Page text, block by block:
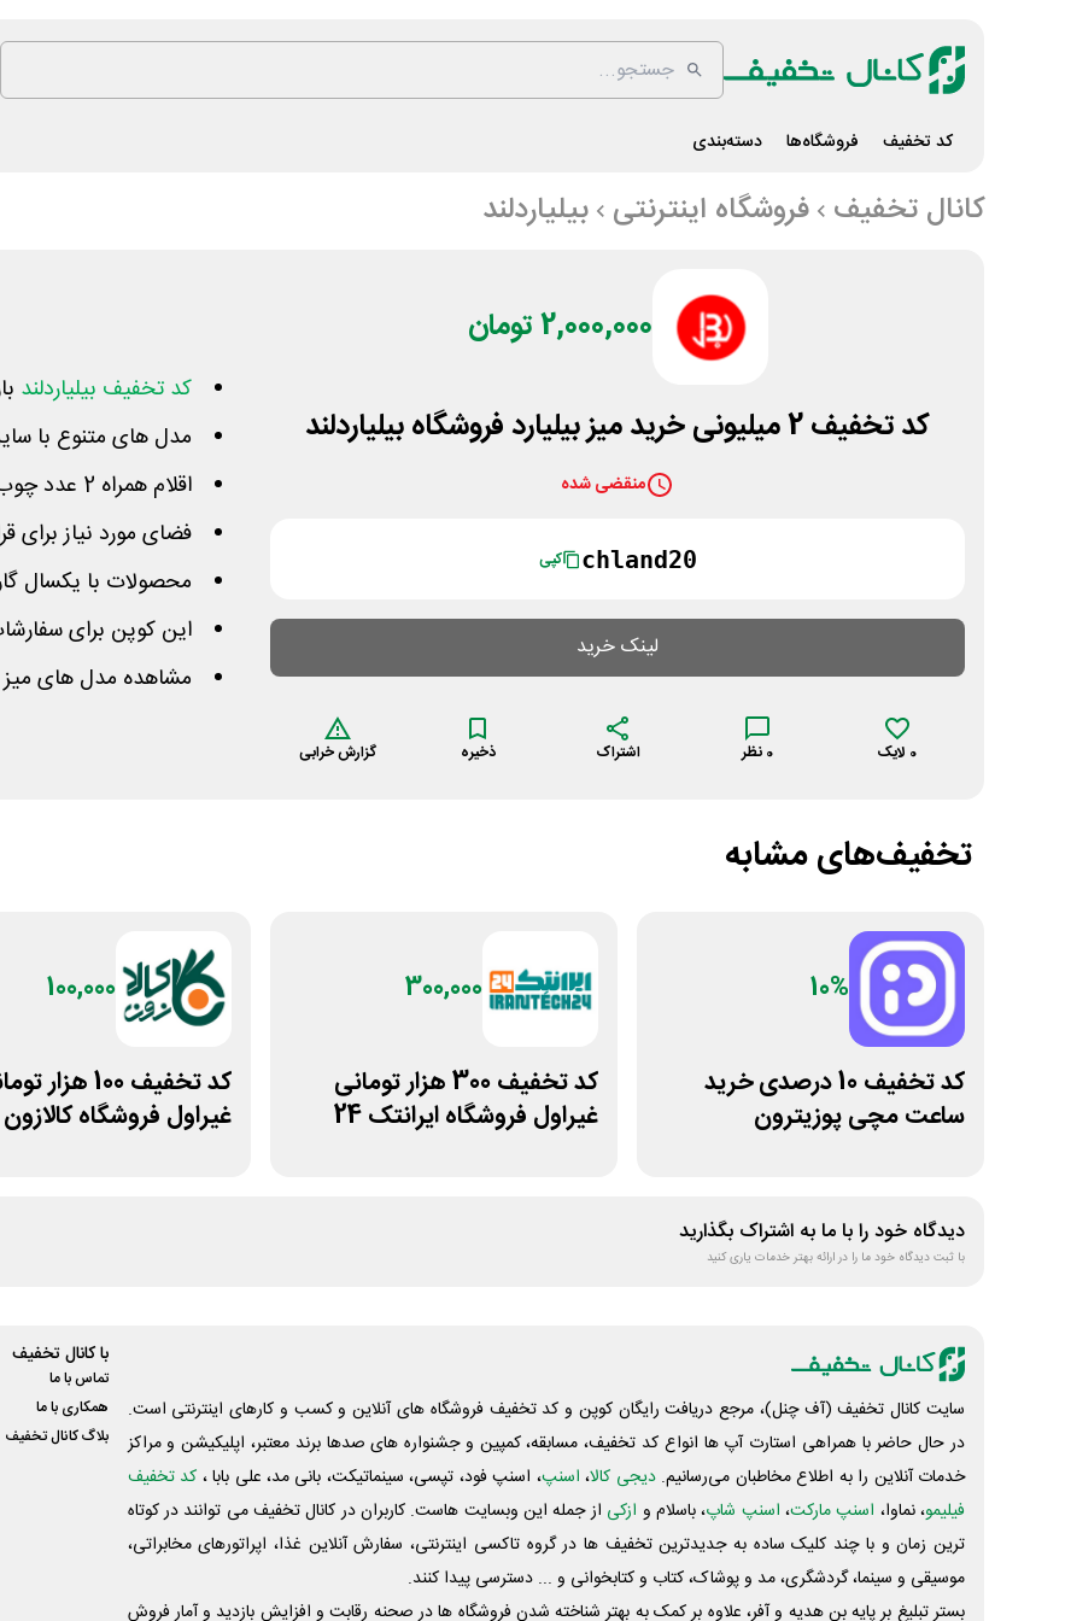
کد تخفیف فروشگاه‌ها دسته‌بندی
کانال تخفیف فروشگاه اینترنتی بیلیاردلند
2,000,000 تومان
کد تخفیف 2 میلیونی خرید میز بیلیارد فروشگاه بیلیاردلند
منقضی شده
chland20 کپی
لینک خرید
0 لایک 0 نظر اشتراک ذخیره گزارش خرابی
کد تخفیف بیلیاردلند
مدل های متنوع با
اقلام همراه 2 عدد چوب، یکدست توپ، جاچوبی، سینی شار
فضای مورد نیاز برای
محصولات با یکسال گارانتی و 12 سال
این کوپن برای سفارشات بالای 45 میلیون
مشاهده مدل های میز
تخفیف‌های مشابه
10%
کد تخفیف 10 درصدی خرید
ساعت مچی پوزیترون
300,000
کد تخفیف 300 هزار تومانی
غیراول فروشگاه ایرانتک 24
100,000
کد تخفیف 100 هزار
غیراول فروشگاه کالازون
دیدگاه خود را با ما به اشتراک بگذارید
با ثبت دیدگاه خود ما را در ارائه بهتر خدمات یاری کنید
سایت کانال تخفیف (آف چنل)، مرجع دریافت رایگان کوپن و کد تخفیف فروشگاه های آنلاین و کسب و‌ کارهای اینترنتی است.
در حال حاضر با همراهی استارت آپ ها انواع کد تخفیف، مسابقه، کمپین و جشنواره های صدها برند معتبر، اپلیکیشن و مراکز
خدمات آنلاین را به اطلاع مخاطبان می‌رسانیم. دیجی کالا، اسنپ، اسنپ فود، تپسی، سینماتیکت، بانی مد، علی‌ بابا ، کد تخفیف
فیلیمو، نماوا، اسنپ مارکت، اسنپ شاپ، باسلام و ازکی از جمله این وبسایت ‌هاست. کاربران در کانال تخفیف می توانند در کوتاه
ترین زمان و با چند کلیک ساده به جدیدترین تخفیف ها در گروه تاکسی اینترنتی، سفارش آنلاین غذا، اپراتورهای مخابراتی،
موسیقی و سینما، گردشگری، مد و پوشاک، کتاب و کتابخوانی و ... دسترسی پیدا کنند.
بستر تبلیغ بر پایه بن هدیه و آفر، علاوه بر کمک به بهتر شناخته شدن فروشگاه ها در صحنه رقابت و افزایش بازدید و آمار فروش
با کانال تخفیف
تماس با ما
همکاری با ما
بلاگ کانال تخفیف